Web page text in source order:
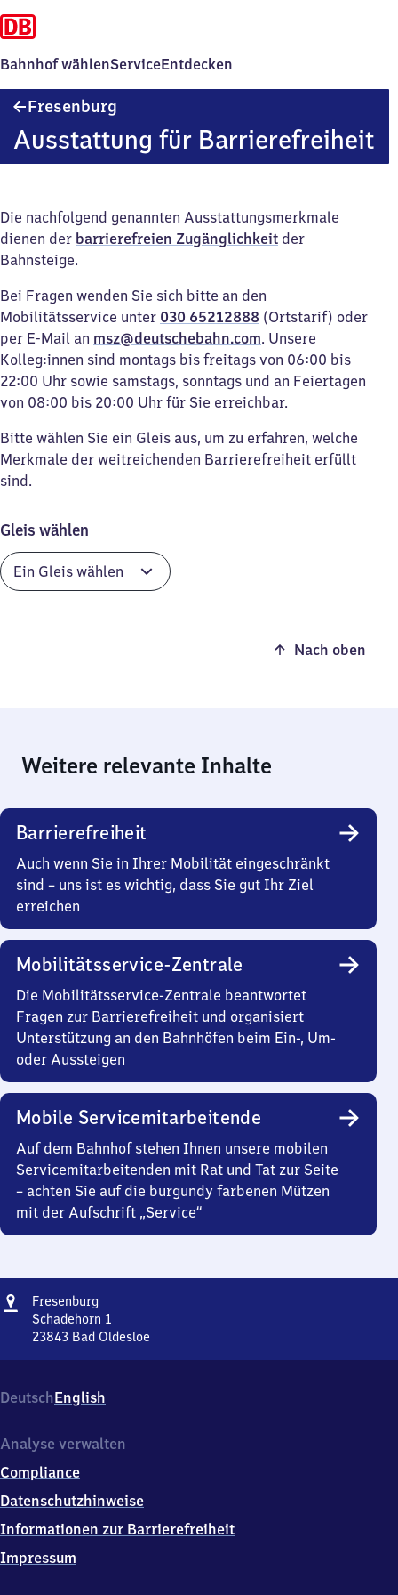
Bahnhof wählenServiceEntdecken
Fresenburg
Ausstattung für Barrierefreiheit
Die nachfolgend genannten Ausstattungsmerkmale
dienen der barrierefreien Zugänglichkeit der
Bahnsteige.
Bei Fragen wenden Sie sich bitte an den
Mobilitätsservice unter 030 65212888 (Ortstarif) oder
per E-Mail an msz@deutschebahn.com. Unsere
Kolleg:innen sind montags bis freitags von 06:00 bis
22:00 Uhr sowie samstags, sonntags und an Feiertagen
von 08:00 bis 20:00 Uhr für Sie erreichbar.
Bitte wählen Sie ein Gleis aus, um zu erfahren, welche
Merkmale der weitreichenden Barrierefreiheit erfüllt
sind.
Gleis wählen
Nach oben
Weitere relevante Inhalte
Barrierefreiheit
Auch wenn Sie in Ihrer Mobilität eingeschränkt
sind – uns ist es wichtig, dass Sie gut Ihr Ziel
erreichen
Mobilitätsservice-Zentrale
Die Mobilitätsservice-Zentrale beantwortet
Fragen zur Barrierefreiheit und organisiert
Unterstützung an den Bahnhöfen beim Ein-, Um-
oder Aussteigen
Mobile Servicemitarbeitende
Auf dem Bahnhof stehen Ihnen unsere mobilen
Servicemitarbeitenden mit Rat und Tat zur Seite
– achten Sie auf die burgundy farbenen Mützen
mit der Aufschrift „Service“
Adresse
Fresenburg
Schadehorn 1
23843 Bad Oldesloe
1,
2
8
3
Bad
DeutschEnglish
Analyse verwalten
Compliance
Datenschutzhinweise
Informationen zur Barrierefreiheit
Impressum